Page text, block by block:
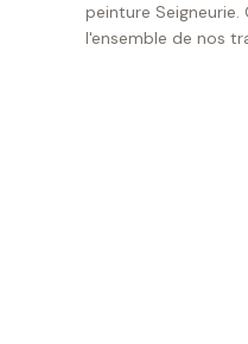
peinture Seigneurie.
l'ensemble de nos